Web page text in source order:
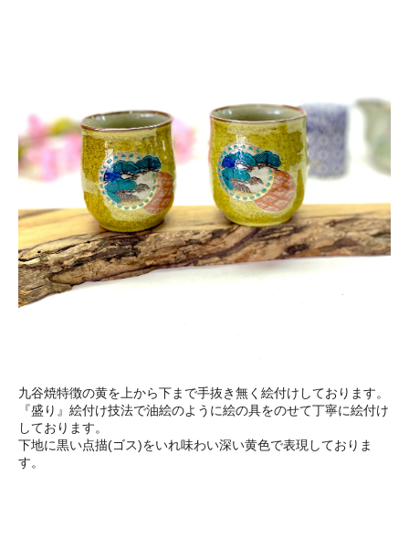
九谷焼特徴の黄を上から下まで手抜き無く絵付けしております。
『盛り』絵付け技法で油絵のように絵の具をのせて丁寧に絵付け
しております。
下地に黒い点描(ゴス)をいれ味わい深い黄色で表現しておりま
す。